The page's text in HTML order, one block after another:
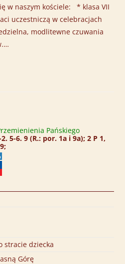
w naszym kościele: * klasa VII
uczestniczą w celebracjach
modlitewne czuwania
Pańskiego
5-6. 9 (R.: por. 1a i 9a); 2 P 1,
stracie dziecka
Górę